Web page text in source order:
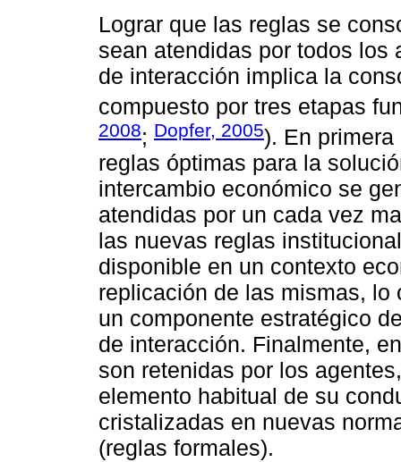
Lograr que las reglas se
sean atendidas por todos los
de interacción implica la
compuesto por tres etapas
2008; Dopfer, 2005). En
reglas óptimas para la
intercambio económico se
atendidas por un cada vez
las nuevas reglas
disponible en un contexto
replicación de las mismas,
un componente estratégico
de interacción. Finalmente,
son retenidas por los
elemento habitual de su
cristalizadas en nuevas
(reglas formales).